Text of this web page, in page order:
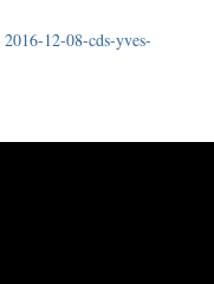
2016-12-08-cds-yves-